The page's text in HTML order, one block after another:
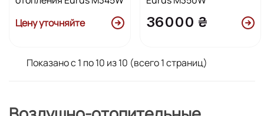
Цену уточняйте
36000 ₴
Показано с 1 по 10 из 10 (всего 1 страниц)